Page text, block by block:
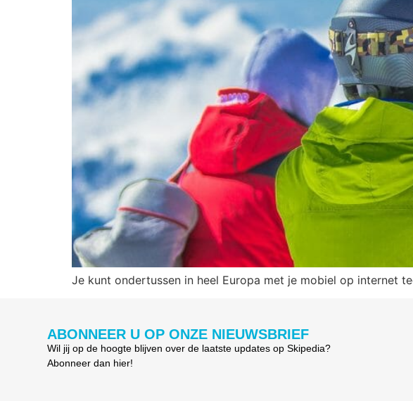
Je kunt ondertussen in heel Europa met je mobiel op internet
ABONNEER U OP ONZE NIEUWSBRIEF
Wil jij op de hoogte blijven over de laatste updates op Skipedia?
Abonneer dan hier!